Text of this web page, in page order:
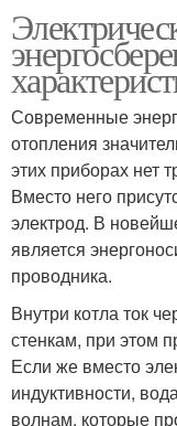
Современные
отопления
этих приборах нет
Вместо него
электрод. В
является
проводника.
Внутри котла ток
стенкам, при этом
Если же вместо
индуктивности,
волнам, которые